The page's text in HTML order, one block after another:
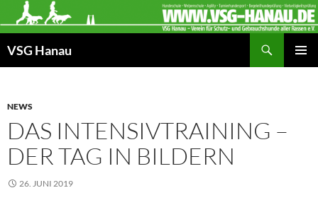
Inhalt
VSG Hanau
NEWS
DAS INTENSIVTRAINING –
DER TAG IN BILDERN
26. JUNI 2019